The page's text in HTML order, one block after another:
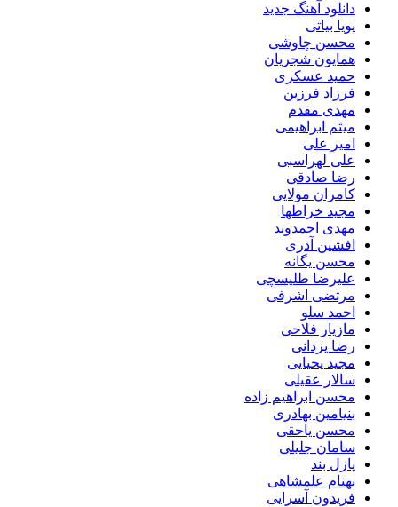
دانلود آهنگ جدید
پویا بیاتی
محسن چاوشی
همایون شجریان
حمید عسکری
فرزاد فرزین
مهدی مقدم
میثم ابراهیمی
امیر علی
علی لهراسبی
رضا صادقی
کامران مولایی
مجید خراطها
مهدی احمدوند
افشین آذری
محسن یگانه
علیرضا طلیسچی
مرتضی اشرفی
احمد سلو
مازیار فلاحی
رضا یزدانی
مجید یحیایی
سالار عقیلی
محسن ابراهیم زاده
بنیامین بهادری
محسن یاحقی
سامان جلیلی
پازل بند
بهنام علمشاهی
فریدون آسرایی